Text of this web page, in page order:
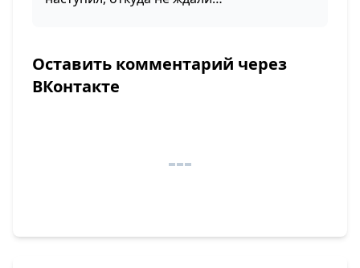
Оставить комментарий через
ВКонтакте